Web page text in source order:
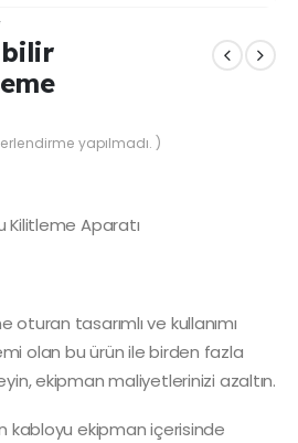
yapılmadı. )
Kilitleme Aparatı
oturan tasarımlı ve kullanımı
olan bu ürün ile birden fazla
ekipman maliyetlerinizi azaltın.
kabloyu ekipman içerisinde